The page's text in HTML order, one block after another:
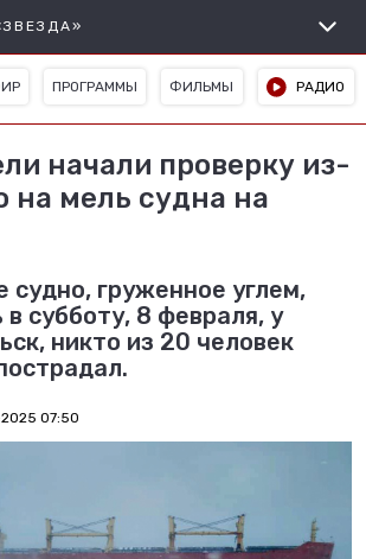
ПРОГРАММЫ ФИЛЬМЫ РАДИО
начали проверку из-
на мель судна на
судно, груженное углем,
в субботу, 8 февраля, у
никто из 20 человек
07:50